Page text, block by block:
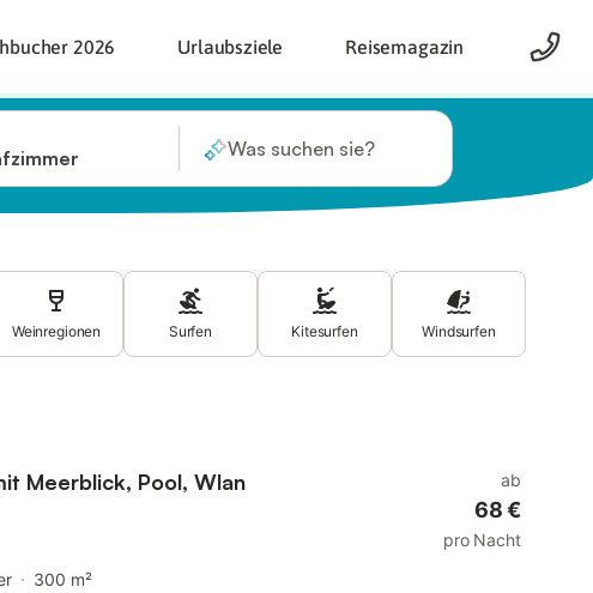
2026 Urlaubsziele Reisemagazin
Was suchen sie?
Weinregionen Surfen Kitesurfen Windsurfen
Meerblick, Pool, Wlan
300 m²
ab
68 €
pro Nacht